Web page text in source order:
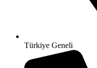
Türkiye Geneli